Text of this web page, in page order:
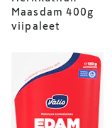
Maasdam 400g
viipaleet